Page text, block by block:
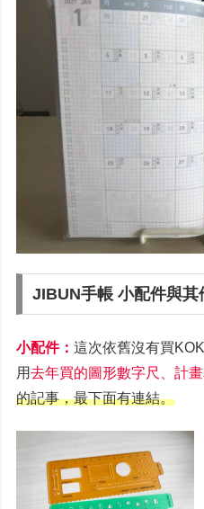
JIBUN手帳 小配件與其
小配件：這次依舊沒有買
用去年買的圖形數字尺、計畫
的記事，最下面有連結。